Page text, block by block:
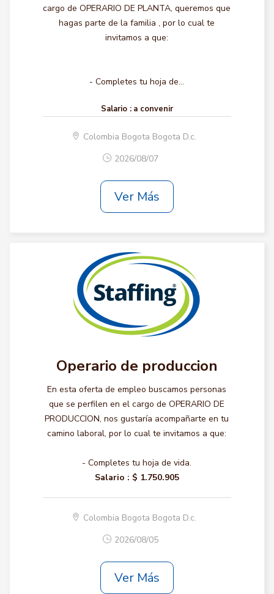
cargo de OPERARIO DE PLANTA, queremos que
hagas parte de la familia , por lo cual te
invitamos a que:
- Completes tu hoja de...
Salario : a convenir
Colombia Bogota Bogota D.c.
2026/08/07
Ver Más
Operario de produccion
En esta oferta de empleo buscamos personas
que se perfilen en el cargo de OPERARIO DE
PRODUCCION, nos gustaría acompañarte en tu
camino laboral, por lo cual te invitamos a que:
- Completes tu hoja de vida.
Salario : $ 1.750.905
Colombia Bogota Bogota D.c.
2026/08/05
Ver Más